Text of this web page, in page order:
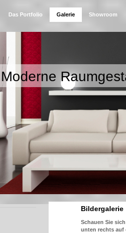
Das Portfolio Galerie Showroom
Moderne
Bildergalerie
Schauen Sie
unten rechts auf